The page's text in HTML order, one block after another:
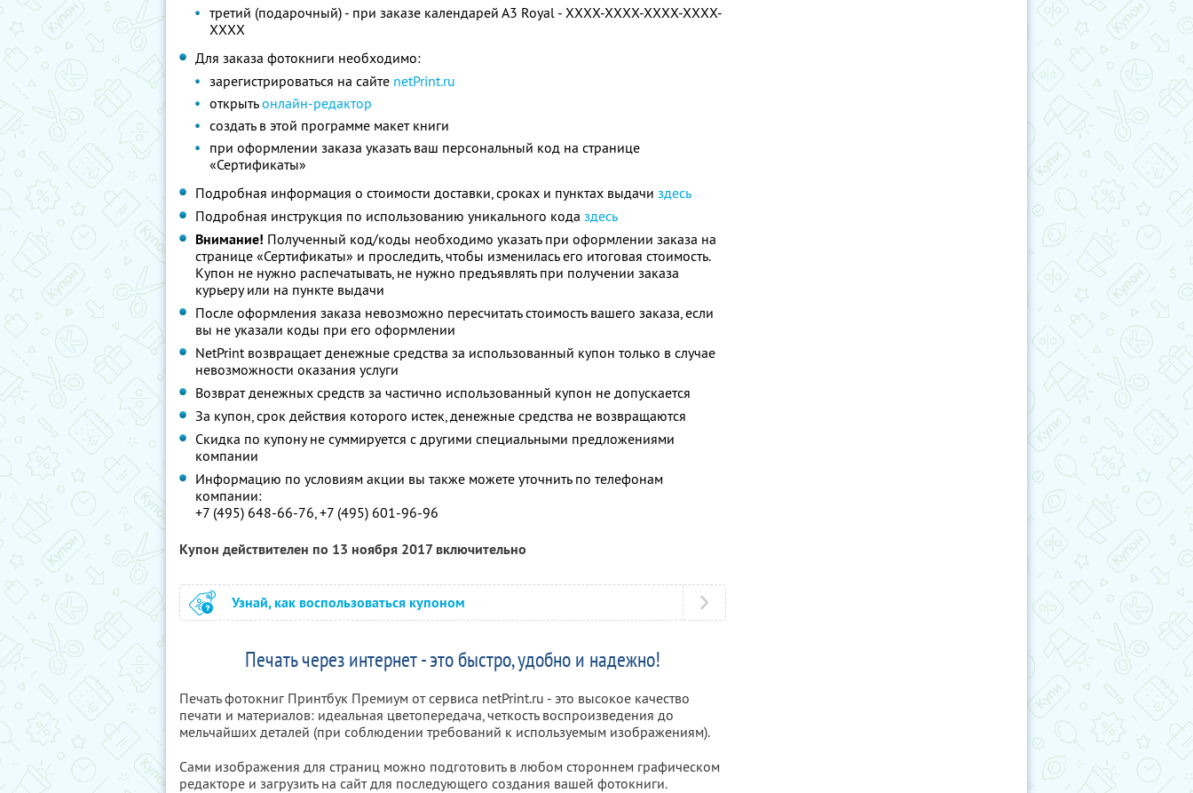
третий (подарочный) - при заказе календарей А3 Royal - XXXX-XXXX-XXXX-XXXX-
XXXX
Для заказа фотокниги необходимо:
зарегистрироваться на сайте netPrint.ru
открытьонлайн-редактор
создать в этой программе макет книги
при оформлении заказа указать ваш персональный код на странице
«Сертификаты»
Подробная информация о стоимости доставки, сроках и пунктах выдачи здесь
Подробная инструкция по использованию уникального кода здесь
Внимание! Полученный код/коды необходимо указать при оформлении заказа на
странице «Сертификаты» и проследить, чтобы изменилась его итоговая стоимость.
Купон не нужно распечатывать, не нужно предъявлять при получении заказа
курьеру или на пункте выдачи
После оформления заказа невозможно пересчитать стоимость вашего заказа, если
вы не указали коды при его оформлении
NetPrint возвращает денежные средства за использованный купон только в случае
невозможности оказания услуги
Возврат денежных средств за частично использованный купон не допускается
За купон, срок действия которого истек, денежные средства не возвращаются
Скидка по купону не суммируется с другими специальными предложениями
компании
Информацию по условиям акции вы также можете уточнить по телефонам
компании:
+7 (495) 648-66-76, +7 (495) 601-96-96
Купон действителен по 13 ноября 2017 включительно
Узнай, как воспользоваться купоном
Печать через интернет - это быстро, удобно и надежно!
Печать фотокниг Принтбук Премиум от сервиса netPrint.ru - это высокое качество
печати и материалов: идеальная цветопередача, четкость воспроизведения до
мельчайших деталей (при соблюдении требований к используемым изображениям).
Сами изображения для страниц можно подготовить в любом стороннем графическом
редакторе и загрузить на сайт для последующего создания вашей фотокниги.